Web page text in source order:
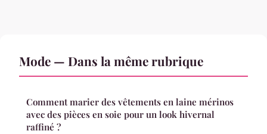
Mode — Dans la même rubrique
Comment marier des vêtements en laine mérinos
avec des pièces en soie pour un look hivernal
raffiné ?